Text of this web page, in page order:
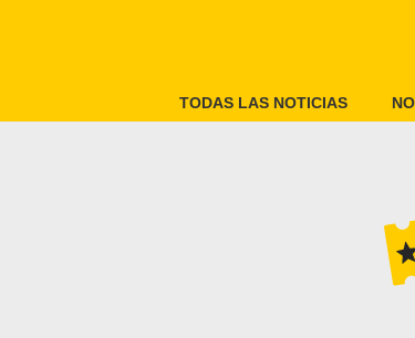
TODAS LAS NOTICIAS